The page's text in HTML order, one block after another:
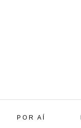
POR AÍ